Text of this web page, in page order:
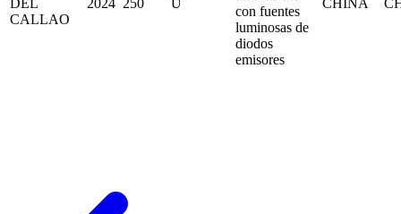
CALLAO
con fuentes
luminosas de
diodos
emisores